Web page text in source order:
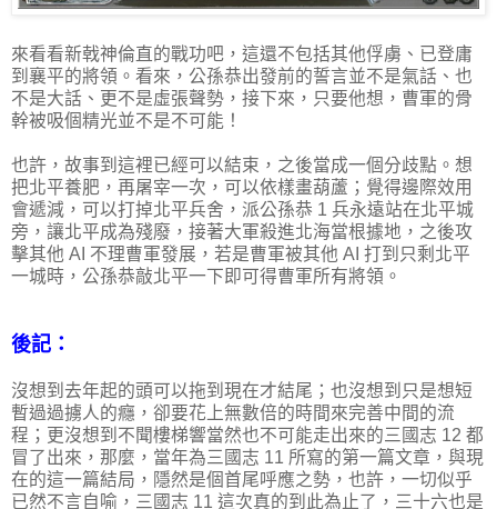
來看看新戟神倫直的戰功吧，這還不包括其他俘虜、已登庸
到襄平的將領。看來，公孫恭出發前的誓言並不是氣話、也
不是大話、更不是虛張聲勢，接下來，只要他想，曹軍的骨
幹被吸個精光並不是不可能！
也許，故事到這裡已經可以結束，之後當成一個分歧點。想
把北平養肥，再屠宰一次，可以依樣畫葫蘆；覺得邊際效用
會遞減，可以打掉北平兵舍，派公孫恭 1 兵永遠站在北平城
旁，讓北平成為殘廢，接著大軍殺進北海當根據地，之後攻
擊其他 AI 不理曹軍發展，若是曹軍被其他 AI 打到只剩北平
一城時，公孫恭敲北平一下即可得曹軍所有將領。
後記：
沒想到去年起的頭可以拖到現在才結尾；也沒想到只是想短
暫過過擄人的癮，卻要花上無數倍的時間來完善中間的流
程；更沒想到不聞樓梯響當然也不可能走出來的三國志 12 都
冒了出來，那麼，當年為三國志 11 所寫的第一篇文章，與現
在的這一篇結局，隱然是個首尾呼應之勢，也許，一切似乎
已然不言自喻，三國志 11 這次真的到此為止了，三十六也是